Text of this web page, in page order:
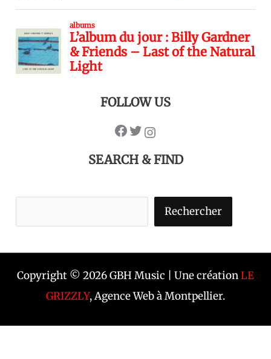
FOLLOW US
SEARCH & FIND
Rechercher
Copyright © 2026 GBH Music | Une créationLE
GRIZZLY, Agence Web à Montpellier.